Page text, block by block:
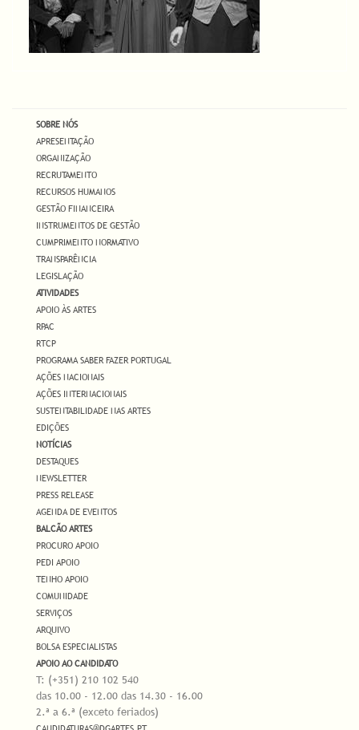
SOBRE NÓS
APRESENTAÇÃO
ORGANIZAÇÃO
RECRUTAMENTO
RECURSOS HUMANOS
GESTÃO FINANCEIRA
INSTRUMENTOS DE GESTÃO
CUMPRIMENTO NORMATIVO
TRANSPARÊNCIA
LEGISLAÇÃO
ATIVIDADES
APOIO ÀS ARTES
RPAC
RTCP
PROGRAMA SABER FAZER PORTUGAL
AÇÕES NACIONAIS
AÇÕES INTERNACIONAIS
SUSTENTABILIDADE NAS ARTES
EDIÇÕES
NOTÍCIAS
DESTAQUES
NEWSLETTER
PRESS RELEASE
AGENDA DE EVENTOS
BALCÃO ARTES
PROCURO APOIO
PEDI APOIO
TENHO APOIO
COMUNIDADE
SERVIÇOS
ARQUIVO
BOLSA ESPECIALISTAS
APOIO AO CANDIDATO
T: (+351) 210 102 540
das 10.00 - 12.00 das 14.30 - 16.00
2.ª a 6.ª (exceto feriados)